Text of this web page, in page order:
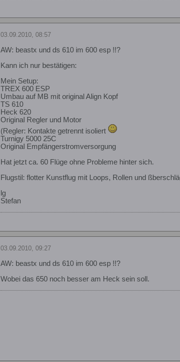
03.09.2010, 08:57
AW: beastx und ds 610 im 600 esp !!?
Kann ich nur bestätigen:
Mein Setup:
TREX 600 ESP
Umbau auf MB mit original Align Kopf
TS 610
Heck 620
Original Regler und Motor
(Regler: Kontakte getrennt isoliert
Turnigy 5000 25C
Original Empfängerstromversorgung
Hat jetzt ca. 60 Flüge ohne Probleme hinter sich.
Flugstil: flotter Kunstflug mit Loops, Rollen und
lg
Stefan
03.09.2010, 09:27
AW: beastx und ds 610 im 600 esp !!?
Wobei das 650 noch besser am Heck sein soll.